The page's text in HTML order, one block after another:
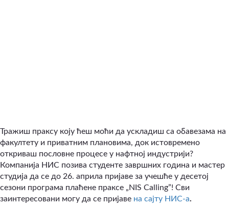
Тражиш праксу коју ћеш моћи да ускладиш са обавезама на
факултету и приватним плановима, док истовремено
откриваш пословне процесе у нафтној индустрији?
Компанија НИС позива студенте завршних година и мастер
студија да се до 26. априла пријаве за учешће у десетој
сезони програма плаћене праксе „NIS Calling”! Сви
заинтересовани могу да се пријаве на сајту НИС-а.